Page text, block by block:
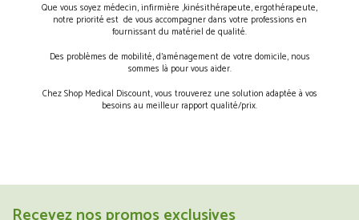
Que vous soyez médecin, infirmière ,kinésithérapeute, ergothérapeute,
notre priorité est de vous accompagner dans votre professions en
fournissant du matériel de qualité.
Des problèmes de mobilité, d’aménagement de votre domicile, nous
sommes là pour vous aider.
Chez Shop Medical Discount, vous trouverez une solution adaptée à vos
besoins au meilleur rapport qualité/prix.